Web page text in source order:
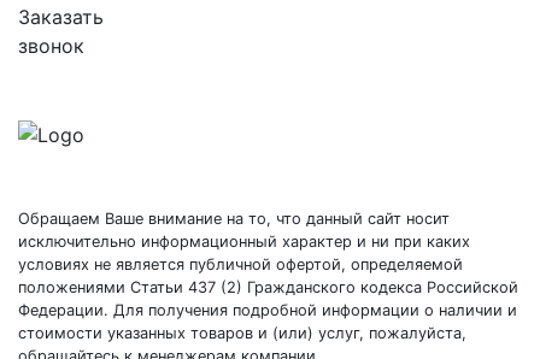
Заказать
звонок
Обращаем Ваше внимание на то, что данный сайт носит
исключительно информационный характер и ни при каких
условиях не является публичной офертой, определяемой
положениями Статьи 437 (2) Гражданского кодекса Российской
Федерации. Для получения подробной информации о наличии и
стоимости указанных товаров и (или) услуг, пожалуйста,